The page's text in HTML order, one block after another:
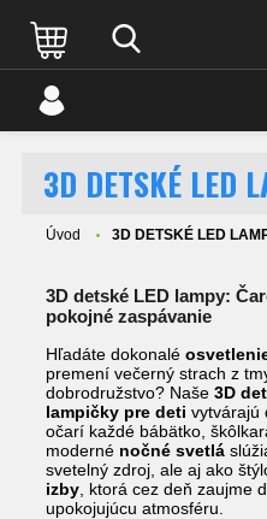
3D DETSKÉ LED
Úvod 3D DETSKÉ LED
3D detské LED lampy:
pokojné zaspávanie
Hľadáte dokonalé
premení večerný strach z
dobrodružstvo? Naše 3D
lampičky pre deti vytvárajú
očarí každé bábätko,
moderné nočné svetlá
svetelný zdroj, ale aj ako
izby , ktorá cez deň zaujme
upokojujúcu atmosféru.